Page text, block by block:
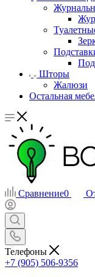
Шторы
Жалюзи
Остальная
Сравнение0
Телефоны
+7 (905) 506-9356